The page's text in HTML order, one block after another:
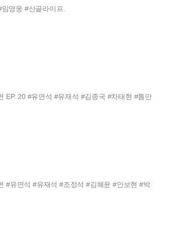
영웅 #산골라이프.
EP. 20 #유연석 #유재석 #김종국 #차태현 #틈만
#유연석 #유재석 #조정석 #김혜윤 #안보현 #박